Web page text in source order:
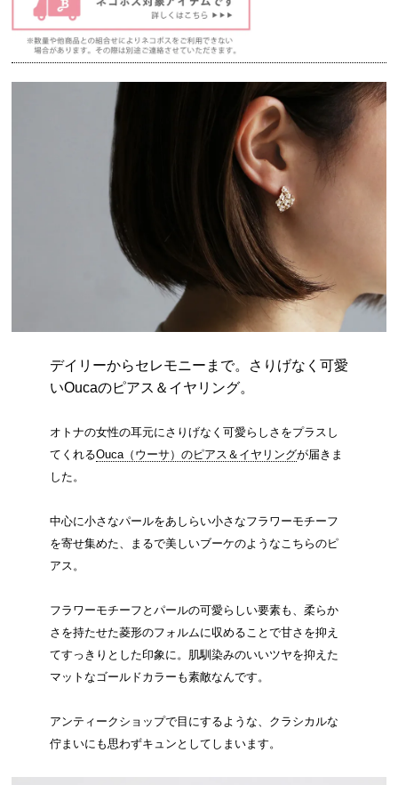
デイリーからセレモニーまで。さりげなく可愛
いOucaのピアス＆イヤリング。
オトナの女性の耳元にさりげなく可愛らしさをプラスし
てくれるOuca（ウーサ）のピアス＆イヤリングが届きま
した。
中心に小さなパールをあしらい小さなフラワーモチーフ
を寄せ集めた、まるで美しいブーケのようなこちらのピ
アス。
フラワーモチーフとパールの可愛らしい要素も、柔らか
さを持たせた菱形のフォルムに収めることで甘さを抑え
てすっきりとした印象に。肌馴染みのいいツヤを抑えた
マットなゴールドカラーも素敵なんです。
アンティークショップで目にするような、クラシカルな
佇まいにも思わずキュンとしてしまいます。